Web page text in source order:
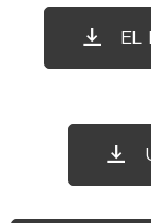
EL